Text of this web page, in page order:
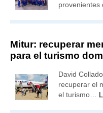
provenientes
Mitur: recuperar
para el turismo
David
recuperar el
el turismo…